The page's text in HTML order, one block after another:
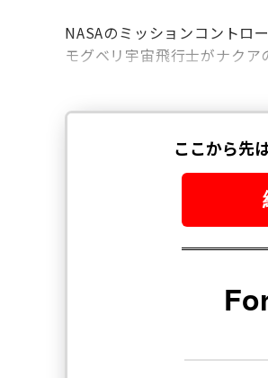
NASAのミッションコントロ
モグベリ宇宙飛行士がナクア